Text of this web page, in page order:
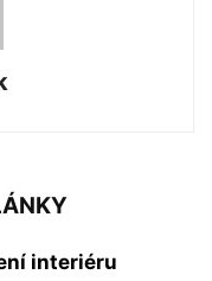
interiéru